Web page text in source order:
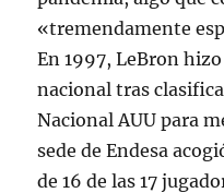
«tremendamente
En 1997, LeBron
nacional tras
Nacional AUU para
sede de Endesa
de 16 de las 17